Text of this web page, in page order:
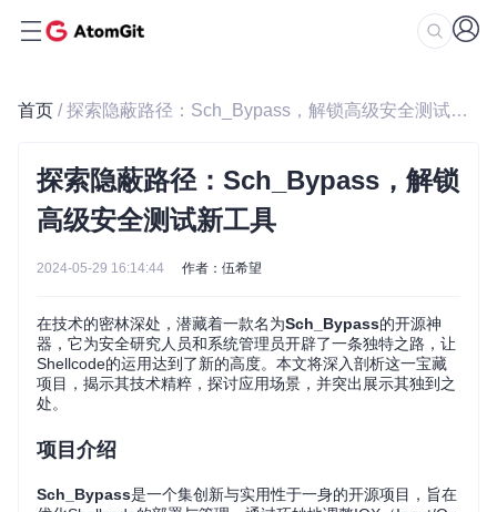
首页 / 探索隐蔽路径：Sch_Bypass，解锁高级安全测试新工具
探索隐蔽路径：Sch_Bypass，解锁
高级安全测试新工具
2024-05-29 16:14:44 作者：伍希望
在技术的密林深处，潜藏着一款名为Sch_Bypass的开源神
器，它为安全研究人员和系统管理员开辟了一条独特之路，让
Shellcode的运用达到了新的高度。本文将深入剖析这一宝藏
项目，揭示其技术精粹，探讨应用场景，并突出展示其独到之
处。
项目介绍
Sch_Bypass是一个集创新与实用性于一身的开源项目，旨在